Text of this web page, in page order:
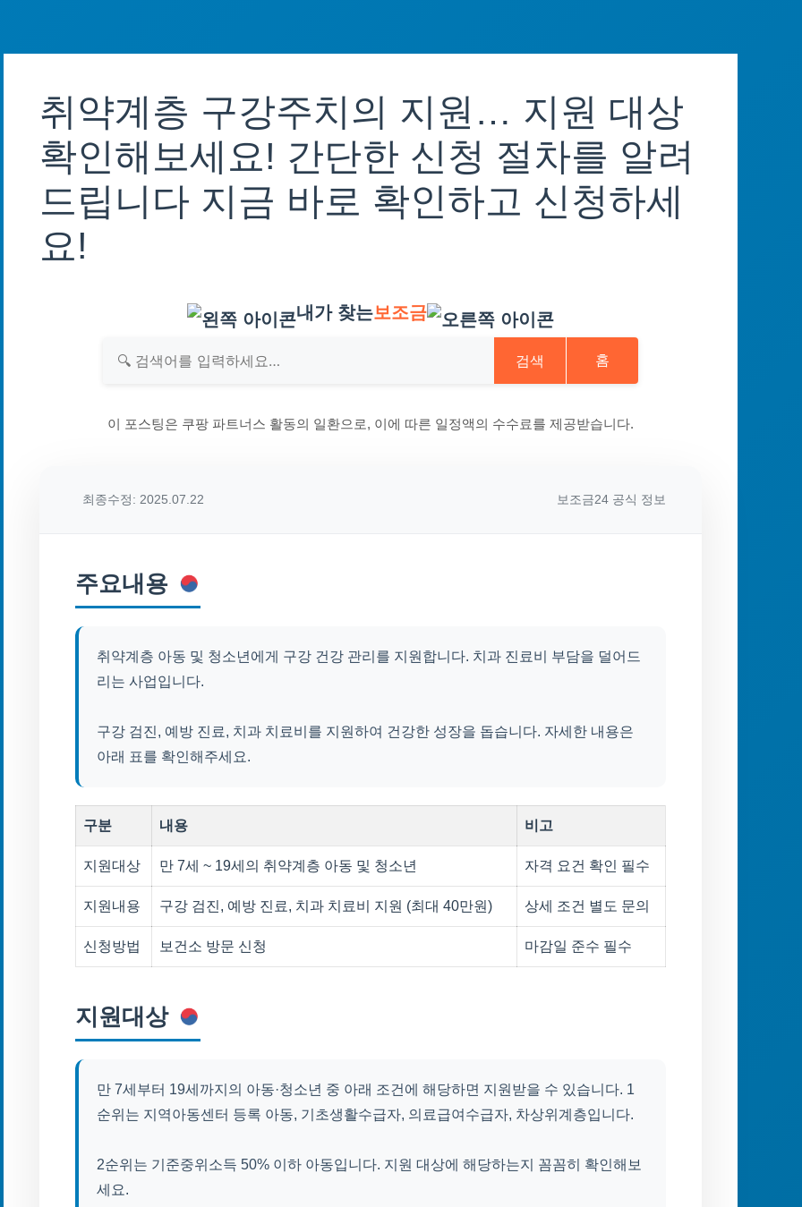
취약계층 구강주치의 지원… 지원 대상
확인해보세요! 간단한 신청 절차를 알려
드립니다 지금 바로 확인하고 신청하세
요!
내가 찾는보조금
검색 홈
이 포스팅은 쿠팡 파트너스 활동의 일환으로, 이에 따른 일정액의 수수료를 제공받습니다.
최종수정: 2025.07.22 보조금24 공식 정보
주요내용
취약계층 아동 및 청소년에게 구강 건강 관리를 지원합니다. 치과 진료비 부담을 덜어드
리는 사업입니다.
구강 검진, 예방 진료, 치과 치료비를 지원하여 건강한 성장을 돕습니다. 자세한 내용은
아래 표를 확인해주세요.
구분 내용 비고
지원대상 만 7세 ~ 19세의 취약계층 아동 및 청소년 자격 요건 확인 필수
지원내용 구강 검진, 예방 진료, 치과 치료비 지원 (최대 40만원) 상세 조건 별도 문의
신청방법 보건소 방문 신청 마감일 준수 필수
지원대상
만 7세부터 19세까지의 아동·청소년 중 아래 조건에 해당하면 지원받을 수 있습니다. 1
순위는 지역아동센터 등록 아동, 기초생활수급자, 의료급여수급자, 차상위계층입니다.
2순위는 기준중위소득 50% 이하 아동입니다. 지원 대상에 해당하는지 꼼꼼히 확인해보
세요.